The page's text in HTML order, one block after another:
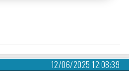
12/06/2025 12:08:39